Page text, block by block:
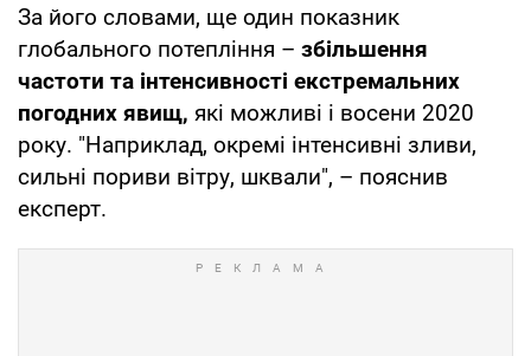
За його словами, ще один показник
глобального потепління – збільшення
частоти та інтенсивності екстремальних
погодних явищ, які можливі і восени 2020
року. "Наприклад, окремі інтенсивні зливи,
сильні пориви вітру, шквали", – пояснив
експерт.